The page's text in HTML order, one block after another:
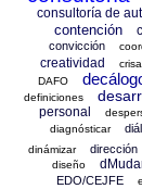
consultoría de
contención
convicción
creatividad
DAFO
definiciones
personal
diagnósticar
dinámizar dirección
diseño
EDO/CEJFE